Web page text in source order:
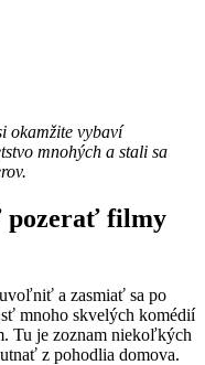
okamžite vybaví
mnohých a stali sa
pozerať filmy
a zasmiať sa po
mnoho skvelých komédií
Tu je zoznam niekoľkých
z pohodlia domova.